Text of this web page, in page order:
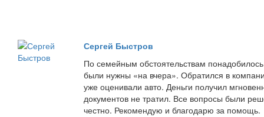
Сергей Быстров
По семейным обстоятельствам
были нужны «на вчера». Обратился в
уже оценивали авто. Деньги получил
документов не тратил. Все вопросы были
честно. Рекомендую и благодарю за